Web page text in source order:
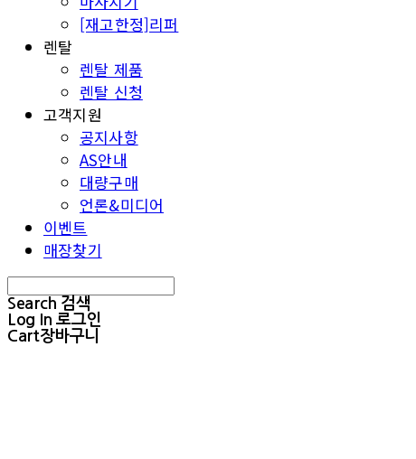
[재고한정]리퍼
렌탈
렌탈 제품
렌탈 신청
고객지원
공지사항
AS안내
대량구매
언론&미디어
이벤트
매장찾기
Search 검색
Log In 로그인
Cart장바구니